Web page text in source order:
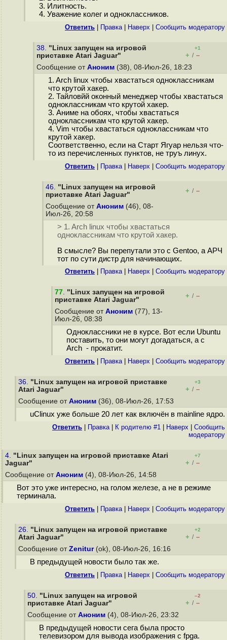
3. Илитность.
4. Уважение колег и одноклассников.
Ответить Правка| Наверх Cообщить модератору
38. "Linux запущен на игровой
приставке Atari Jaguar"
+1
+ / –
Сообщение от Аноним (38), 08-Июл-26, 18:23
1. Arch linux чтобы хвастаться одноклассникам
что крутой хакер.
2. Тайловйй оконный менеджер чтобы хвастаться
одноклассникам что крутой хакер.
3. Аниме на обоях, чтобы хвастаться
одноклассникам что крутой хакер.
4. Vim чтобы хвастаться одноклассникам что
крутой хакер.
Соответственно, если на Старт Ягуар нельзя что-
то из перечисленных пунктов, не труъ линух.
Ответить Правка| Наверх Cообщить модератору
46. "Linux запущен на игровой
приставке Atari Jaguar"
+ / –
Сообщение от Аноним (46), 08-
Июл-26, 20:58
> 1. Arch linux чтобы хвастаться
одноклассникам что крутой хакер.
В смысле? Вы перепутали это с Gentoo, а АРЧ
тот по сути дистр для начинающих.
Ответить Правка| Наверх Cообщить модератору
77. "Linux запущен на игровой
приставке Atari Jaguar"
+ / –
Сообщение от Аноним (77), 13-
Июл-26, 08:38
Одноклассники не в курсе. Вот если Ubuntu
поставить, то они могут догадаться, а с
Arch - прокатит.
Ответить Правка| Наверх Cообщить модератору
36. "Linux запущен на игровой приставке
Atari Jaguar"
+3
+ / –
Сообщение от Аноним (36), 08-Июл-26, 17:53
uClinux уже больше 20 лет как включён в mainline ядро.
Ответить Правка| К родителю #1 Наверх
Cообщить
модератору
4. "Linux запущен на игровой приставке Atari
Jaguar"
+7
+ / –
Сообщение от Аноним (4), 08-Июл-26, 14:58
Вот это уже интересно, на голом железе, а не в режиме
терминала.
Ответить Правка| Наверх Cообщить модератору
26. "Linux запущен на игровой приставке
Atari Jaguar"
+2
+ / –
Сообщение от Zenitur(ok), 08-Июл-26, 16:16
В предыдущей новости было так же.
Ответить Правка| Наверх Cообщить модератору
50. "Linux запущен на игровой
приставке Atari Jaguar"
–2
+ / –
Сообщение от Аноним (4), 08-Июл-26, 23:32
В предыдущей новости сега была просто
телевизором для вывода изображения с fpga.